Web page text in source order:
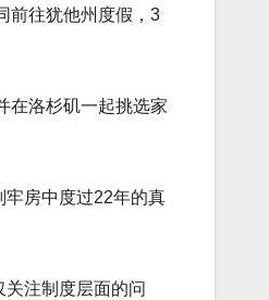
前往犹他州度假，3
在洛杉矶一起挑选家
牢房中度过22年的真
注制度层面的问